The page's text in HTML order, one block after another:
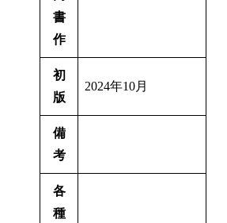
書
作
初
版
2024年10月
備
考
各
種